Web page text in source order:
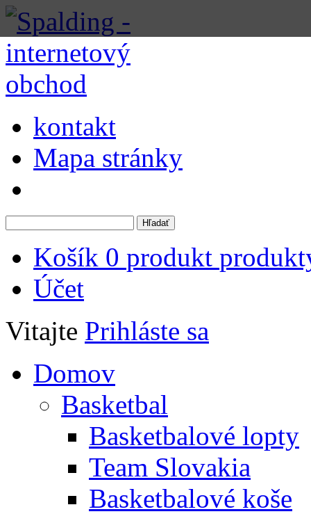
kontakt
Mapa stránky
Košík 0 produkt
Účet
Vitajte Prihláste sa
Domov
Basketbal
Basketbalové lopty
Team Slovakia
Basketbalové koše